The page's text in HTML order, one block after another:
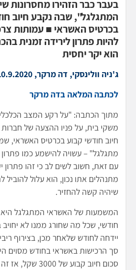
בעבר כבר הזהירו מחסרונות
המתגלגל", שבה נקבע חיוב
בכרטיס האשראי ■ עמותות
להיות פתרון לירידה זמנית
הוא יקר יחסית
ג'ניה וולינסקי, דה מרקר, 10.9.2020
לכתבה המלאה בדה מרקר
מתוך הכתבה: "על רקע המצב
משקי בית, על פניו ההצעה של
חיוב חודשי קבוע בכרטיס האשראי,
מתגלגל" – עשויה להישמע כמו
עם זאת, חשוב לשים לב כי זהו פתרון
מתנהלים אתו נכון, הוא עלול
שיהיה קשה להחזיר.
המשמעות של האשראי המתגלגל
חודשי, שכל מה שחורג ממנו לא
יידחה לחודש שלאחר מכן, בצירוף
סכום חיוב קבוע של